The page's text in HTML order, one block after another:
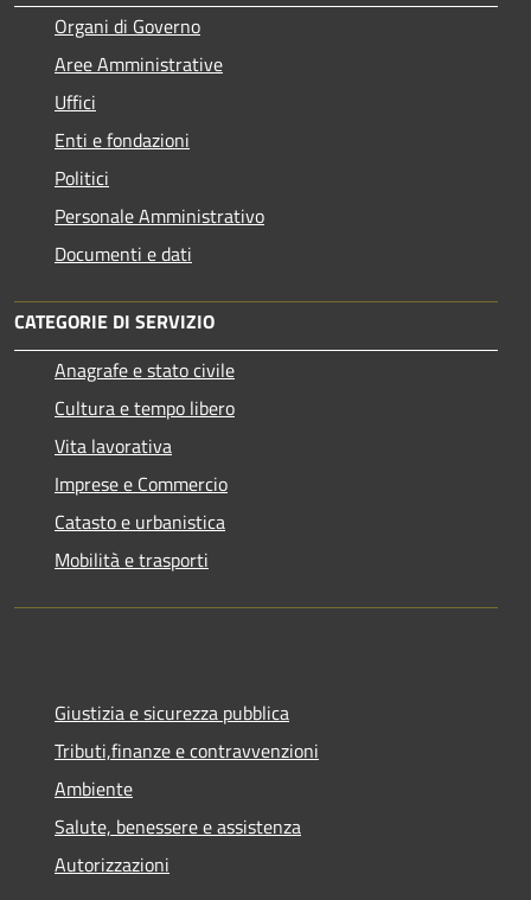
Organi di Governo
Aree Amministrative
Uffici
Enti e fondazioni
Politici
Personale Amministrativo
Documenti e dati
CATEGORIE DI SERVIZIO
Anagrafe e stato civile
Cultura e tempo libero
Vita lavorativa
Imprese e Commercio
Catasto e urbanistica
Mobilità e trasporti
Giustizia e sicurezza pubblica
Tributi,finanze e contravvenzioni
Ambiente
Salute, benessere e assistenza
Autorizzazioni